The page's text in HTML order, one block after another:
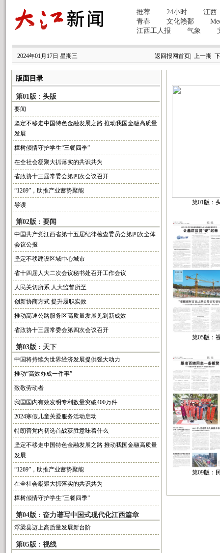
2024年01月17日 星期三 返回报网首页| 上一期
版面目录
第01版 : 头版
要闻
坚定不移走中国特色金融发展之路 推动我国金融高质量
发展
樟树倾情守护学生“三餐四季”
在全社会凝聚大抓落实的共识共为
省政协十三届常委会第四次会议召开
“1269”，助推产业蓄势聚能
导读
第02版 : 要闻
中国共产党江西省第十五届纪律检查委员会第四次全体
会议公报
坚定不移建设区域中心城市
省十四届人大二次会议秘书处召开工作会议
人民关切所系 人大监督所至
创新协商方式 提升履职实效
推动高速公路服务区高质量发展见到新成效
省政协十三届常委会第四次会议召开
第03版 : 天下
中国将持续为世界经济发展提供强大动力
推动“高效办成一件事”
致敬劳动者
我国国内有效发明专利数量突破400万件
2024寒假儿童关爱服务活动启动
特朗普党内初选首战获胜意味着什么
坚定不移走中国特色金融发展之路 推动我国金融高质量
发展
“1269”，助推产业蓄势聚能
在全社会凝聚大抓落实的共识共为
樟树倾情守护学生“三餐四季”
第04版 : 奋力谱写中国式现代化江西篇章
浮梁县迈上高质量发展新台阶
第05版 : 视线
第01版：
第05版：
第09版：